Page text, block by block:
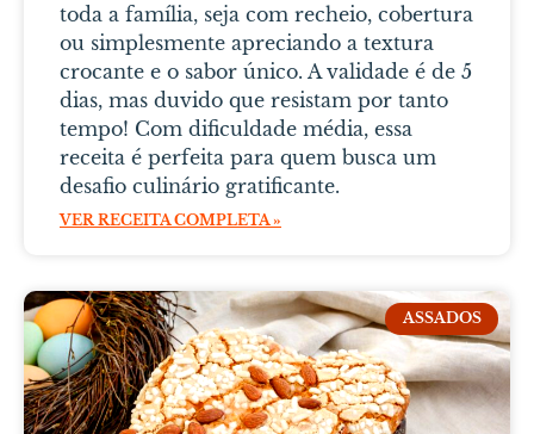
toda a família, seja com recheio, cobertura
ou simplesmente apreciando a textura
crocante e o sabor único. A validade é de 5
dias, mas duvido que resistam por tanto
tempo! Com dificuldade média, essa
receita é perfeita para quem busca um
desafio culinário gratificante.
VER RECEITA COMPLETA »
ASSADOS